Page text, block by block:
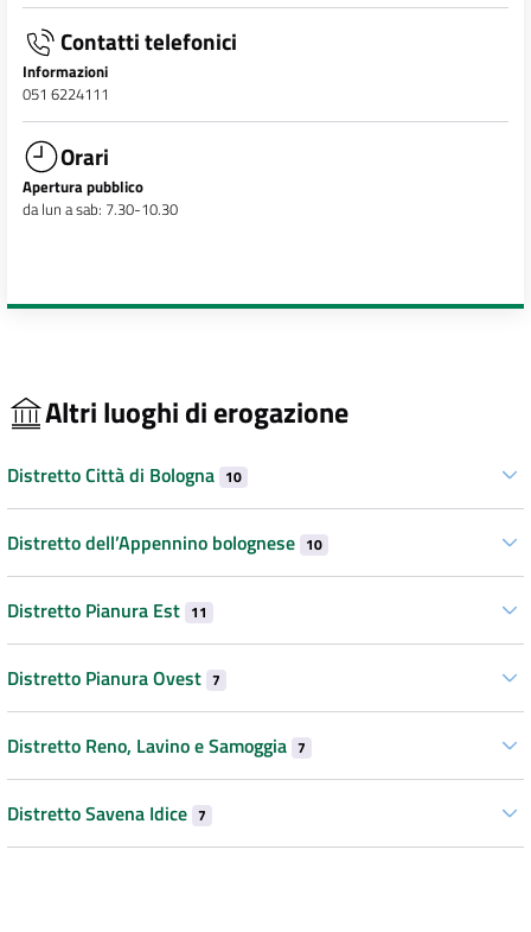
Contatti telefonici
Informazioni
051 6224111
Orari
Apertura pubblico
da lun a sab: 7.30-10.30
Altri luoghi di erogazione
Distretto Città di Bologna 10
Distretto dell’Appennino bolognese 10
Distretto Pianura Est 11
Distretto Pianura Ovest 7
Distretto Reno, Lavino e Samoggia 7
Distretto Savena Idice 7